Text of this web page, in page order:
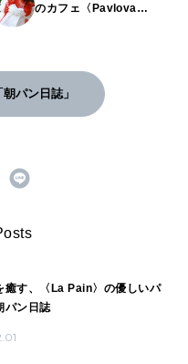
のカフェ〈Pavlova
パン日誌」
癒す、〈La Pain〉の優しいパ
パン日誌